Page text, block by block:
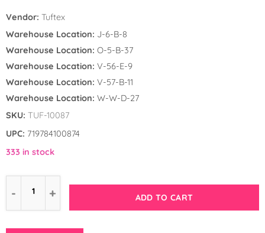
Vendor: Tuftex
Warehouse Location: J-6-B-8
Warehouse Location: O-5-B-37
Warehouse Location: V-56-E-9
Warehouse Location: V-57-B-11
Warehouse Location: W-W-D-27
SKU: TUF-10087
UPC: 719784100874
333 in stock
ADD TO CART